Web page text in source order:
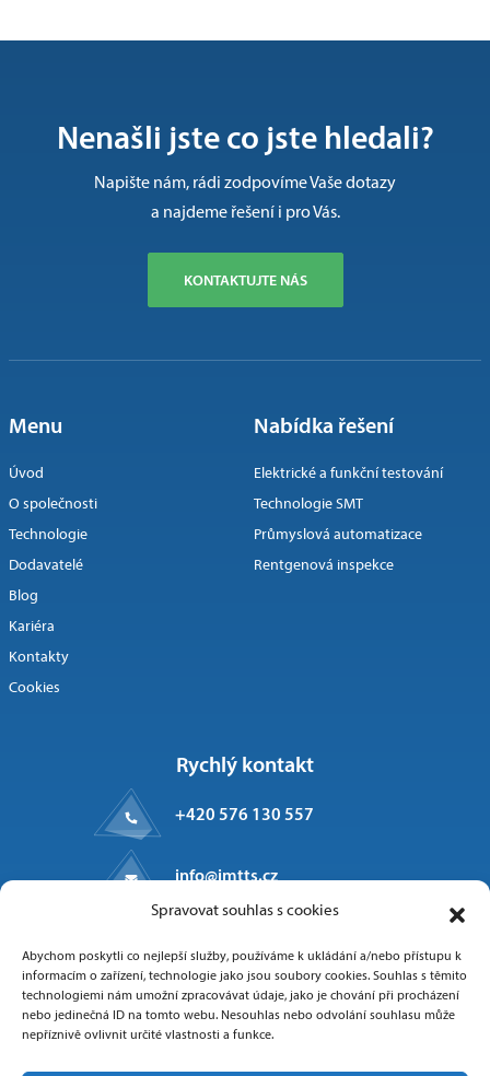
Spravovat souhlas s cookies
Abychom poskytli co nejlepší služby, používáme k ukládání a/nebo přístupu k
informacím o zařízení, technologie jako jsou soubory cookies. Souhlas s těmito
technologiemi nám umožní zpracovávat údaje, jako je chování při procházení
nebo jedinečná ID na tomto webu. Nesouhlas nebo odvolání souhlasu může
nepříznivě ovlivnit určité vlastnosti a funkce.
Nenašli jste co jste hledali?
Napište nám, rádi zodpovíme Vaše dotazy
a najdeme řešení i pro Vás.
KONTAKTUJTE NÁS
Menu
Úvod
O společnosti
Technologie
Dodavatelé
Blog
Kariéra
Kontakty
Cookies
Nabídka řešení
Elektrické a funkční testování
Technologie SMT
Průmyslová automatizace
Rentgenová inspekce
Rychlý kontakt
+420 576 130 557
info@imtts.cz
Valašské Meziříčí, 757 01
Sledujte nás